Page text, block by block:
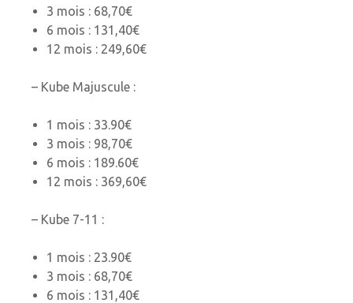
3 mois : 68,70€
6 mois : 131,40€
12 mois : 249,60€
– Kube Majuscule :
1 mois : 33.90€
3 mois : 98,70€
6 mois : 189.60€
12 mois : 369,60€
– Kube 7-11 :
1 mois : 23.90€
3 mois : 68,70€
6 mois : 131,40€